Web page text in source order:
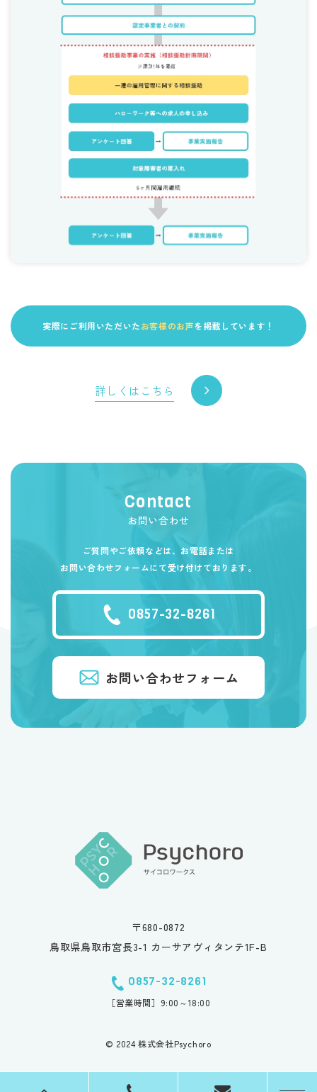
実際にご利用いただいたお客様のお声を掲載しています！
詳しくはこちら
Contact
お問い合わせ
ご質問やご依頼などは、お電話または
お問い合わせフォームにて受け付けております。
0857-32-8261
お問い合わせフォーム
〒680-0872
鳥取県鳥取市宮長3-1 カーサアヴィタンテ1F-B
0857-32-8261
［営業時間］9:00～18:00
© 2024 株式会社Psychoro